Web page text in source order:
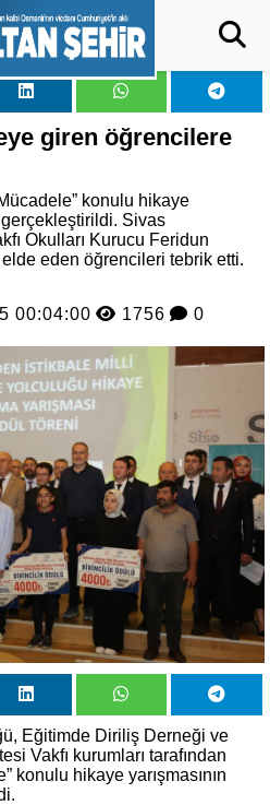
giren öğrencilere
konulu hikaye
gerçekleştirildi. Sivas
Okulları Kurucu Feridun
eden öğrencileri tebrik etti.
00:04:00 1756 0
Eğitimde Diriliş Derneği ve
Vakfı kurumları tarafından
konulu hikaye yarışmasının